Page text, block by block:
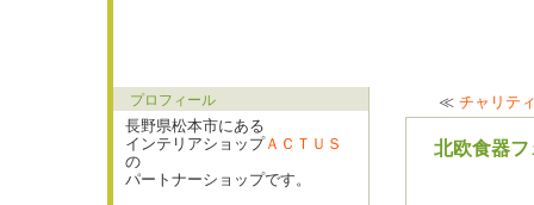
≪ チャリテ
北欧食器フ
プロフィール
長野県松本市にある
インテリアショップＡＣＴＵＳ
の
パートナーショップです。